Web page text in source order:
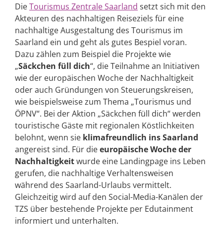
DieTourismus Zentrale Saarland setzt sich mit den
Akteuren des nachhaltigen Reiseziels für eine
nachhaltige Ausgestaltung des Tourismus im
Saarland ein und geht als gutes Bespiel voran.
Dazu zählen zum Beispiel die Projekte wie
„Säckchen füll dich“, die Teilnahme an Initiativen
wie der europäischen Woche der Nachhaltigkeit
oder auch Gründungen von Steuerungskreisen,
wie beispielsweise zum Thema „Tourismus und
ÖPNV“. Bei der Aktion „Säckchen füll dich“ werden
touristische Gäste mit regionalen Köstlichkeiten
belohnt, wenn sie klimafreundlich ins Saarland
angereist sind. Für dieeuropäische Woche der
Nachhaltigkeitwurde eine Landingpage ins Leben
gerufen, die nachhaltige Verhaltensweisen
während des Saarland-Urlaubs vermittelt.
Gleichzeitig wird auf den Social-Media-Kanälen der
TZS über bestehende Projekte per Edutainment
informiert und unterhalten.